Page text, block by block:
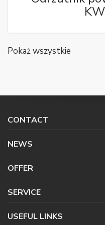
Pokaż wszystkie
CONTACT
NEWS
OFFER
SERVICE
USEFUL LINKS